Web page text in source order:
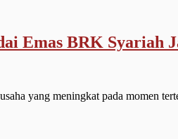
Emas BRK Syariah
yang meningkat pada momen